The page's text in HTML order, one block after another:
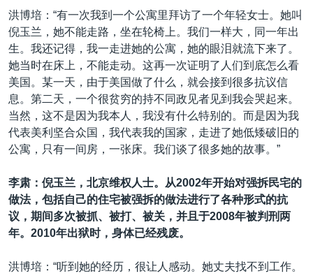
洪博培：“有一次我到一个公寓里拜访了一个年轻女士。她叫
倪玉兰，她不能走路，坐在轮椅上。我们一样大，同一年出
生。我还记得，我一走进她的公寓，她的眼泪就流下来了。
她当时在床上，不能走动。这再一次证明了人们到底怎么看
美国。某一天，由于美国做了什么，就会接到很多抗议信
息。第二天，一个很贫穷的持不同政见者见到我会哭起来。
当然，这不是因为我本人，我没有什么特别的。而是因为我
代表美利坚合众国，我代表我的国家，走进了她低矮破旧的
公寓，只有一间房，一张床。我们谈了很多她的故事。”
李肃：倪玉兰，北京维权人士。从2002年开始对强拆民宅的
做法，包括自己的住宅被强拆的做法进行了各种形式的抗
议，期间多次被抓、被打、被关，并且于2008年被判刑两
年。 2010年出狱时，身体已经残废。
洪博培：“听到她的经历，很让人感动。她丈夫找不到工作。